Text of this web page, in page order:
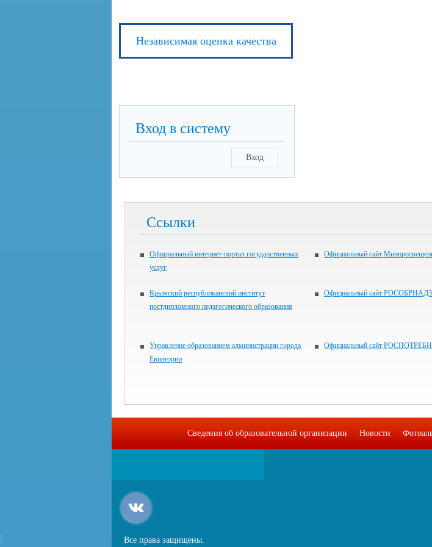
Независимая оценка качества
Вход в систему
Вход
Ссылки
Официальный интернет-портал государственных
услуг
Официальный сайт
Крымский республиканский институт
постдипломного педагогического образования
Официальный сайт
Управление образованием администрации города
Евпатории
Официальный сайт
Сведения об образовательной организации Новости
Все права защищены.